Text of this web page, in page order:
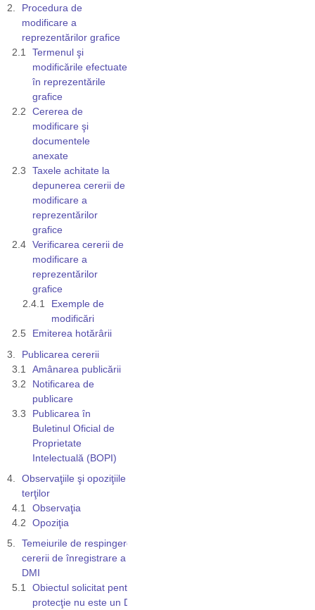
Procedura de
modificare a
reprezentărilor grafice
Termenul şi
modificările efectuate
în reprezentările
grafice
Cererea de
modificare şi
documentele
anexate
Taxele achitate la
depunerea cererii de
modificare a
reprezentărilor
grafice
Verificarea cererii de
modificare a
reprezentărilor
grafice
Exemple de
modificări
Emiterea hotărârii
Publicarea cererii
Amânarea publicării
Notificarea de
publicare
Publicarea în
Buletinul Oficial de
Proprietate
Intelectuală (BOPI)
Observaţiile şi opoziţiile
terţilor
Observaţia
Opoziţia
Temeiurile de respingere a
cererii de înregistrare a unui
DMI
Obiectul solicitat pentru
protecţie nu este un DMI în